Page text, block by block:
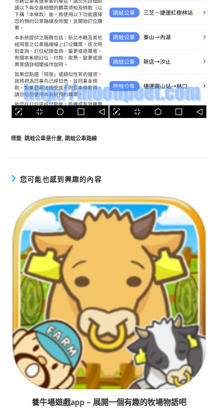
標籤: 跳蛙公車是什麼, 跳蛙公車路線
您可能也感到興趣的內容
養牛場遊戲app – 展開一個有趣的牧場物語吧